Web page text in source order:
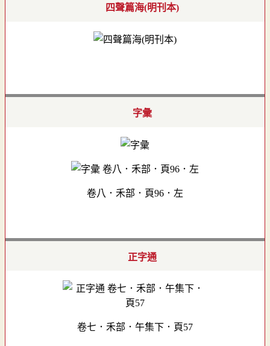
四聲篇海(明刊本)
字彙
卷八．禾部．頁96．左
正字通
卷七．禾部．午集下．頁57